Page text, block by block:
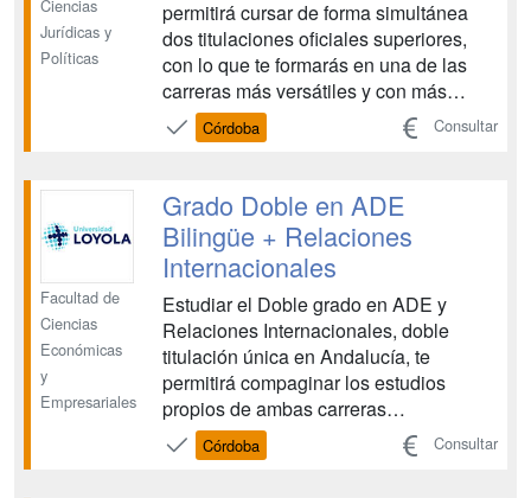
Ciencias
Jurídicas y
Políticas
permitirá cursar de forma simultánea
dos titulaciones oficiales superiores,
con lo que te formarás en una de las
carreras más versátiles y con más
opciones profesionales. Estudiar el
Doble Grado en ADE + Derecho te
propios de la titulación de
Administración y Dirección de Empre...
Córdoba Consultar
Facultad de
Ciencias
Económicas
y
Empresariales
Grado Doble en ADE
Bilingüe + Relaciones
Internacionales
Estudiar el Doble grado en ADE y
Relaciones Internacionales, doble
titulación única en Andalucía, te
permitirá compaginar los estudios
propios de ambas carreras
universitarias, de manera que al
finalizar tus estudios dispondrás de dos
Córdoba Consultar